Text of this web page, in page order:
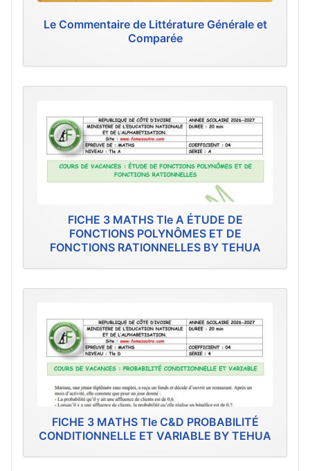
Le Commentaire de Littérature Générale et
Comparée
FICHE 3 MATHS Tle A ÉTUDE DE
FONCTIONS POLYNÔMES ET DE
FONCTIONS RATIONNELLES BY TEHUA
FICHE 3 MATHS Tle C&D PROBABILITÉ
CONDITIONNELLE ET VARIABLE BY TEHUA